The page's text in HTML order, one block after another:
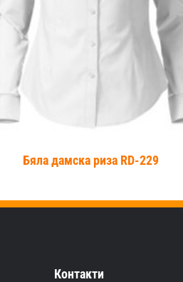
Бяла дамска риза RD-229
Контакти